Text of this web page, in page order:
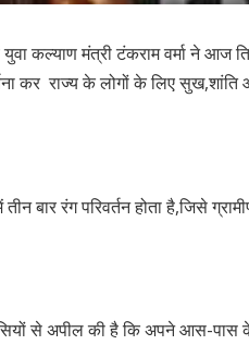
कल्याण मंत्री टंकराम वर्मा ने आज
कर राज्य के लोगों के लिए सुख,शांति
तीन बार रंग परिवर्तन होता है,जिसे
से अपील की है कि अपने आस-पास